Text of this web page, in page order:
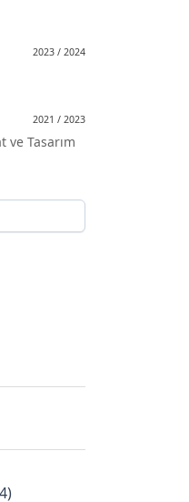
2023 / 2024
2021 / 2023
ve Tasarım